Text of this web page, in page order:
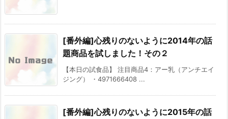
[番外編]心残りのないように2014年の話
題商品を試しました！その２
【本日の試食品】 注目商品4：アー乳（アンチエイ
ジング） ・4971666408 ...
[番外編]心残りのないように2015年の話